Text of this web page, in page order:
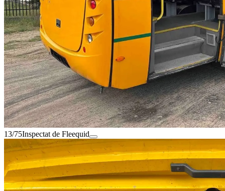
13/75Inspectat de Fleequid